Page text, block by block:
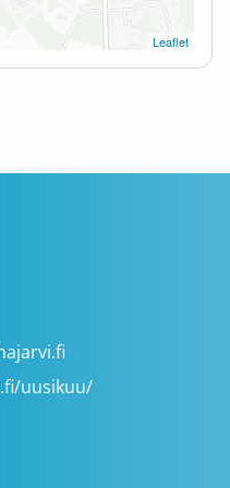
Leaflet
uusikuu/